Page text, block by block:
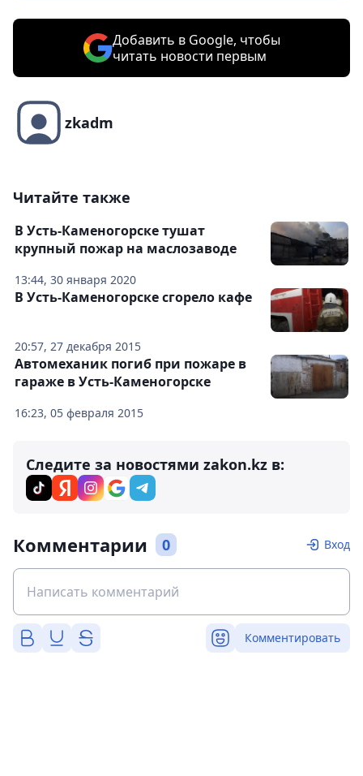
Добавить в Google, чтобы
читать новости первым
zkadm
Читайте также
13:44, 30 января 2020
В Усть-Каменогорске тушат
крупный пожар на маслозаводе
20:57, 27 декабря 2015
В Усть-Каменогорске сгорело кафе
16:23, 05 февраля 2015
Автомеханик погиб при пожаре в
гараже в Усть-Каменогорске
Следите за новостями zakon.kz в:
Комментарии 0 Вход
Комментировать